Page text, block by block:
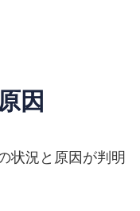
因
状況と原因が判明